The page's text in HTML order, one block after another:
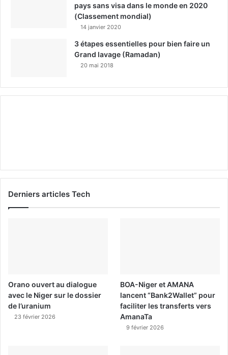
pays sans visa dans le monde en 2020
(Classement mondial)
14 janvier 2020
3 étapes essentielles pour bien faire un
Grand lavage (Ramadan)
20 mai 2018
Derniers articles Tech
Orano ouvert au dialogue
avec le Niger sur le dossier
de l’uranium
23 février 2026
BOA-Niger et AMANA
lancent “Bank2Wallet” pour
faciliter les transferts vers
AmanaTa
9 février 2026